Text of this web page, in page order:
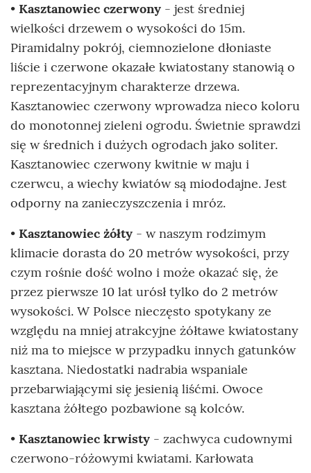
• Kasztanowiec czerwony - jest średniej
wielkości drzewem o wysokości do 15m.
Piramidalny pokrój, ciemnozielone dłoniaste
liście i czerwone okazałe kwiatostany stanowią o
reprezentacyjnym charakterze drzewa.
Kasztanowiec czerwony wprowadza nieco koloru
do monotonnej zieleni ogrodu. Świetnie sprawdzi
się w średnich i dużych ogrodach jako soliter.
Kasztanowiec czerwony kwitnie w maju i
czerwcu, a wiechy kwiatów są miododajne. Jest
odporny na zanieczyszczenia i mróz.
• Kasztanowiec żółty - w naszym rodzimym
klimacie dorasta do 20 metrów wysokości, przy
czym rośnie dość wolno i może okazać się, że
przez pierwsze 10 lat urósł tylko do 2 metrów
wysokości. W Polsce nieczęsto spotykany ze
względu na mniej atrakcyjne żółtawe kwiatostany
niż ma to miejsce w przypadku innych gatunków
kasztana. Niedostatki nadrabia wspaniale
przebarwiającymi się jesienią liśćmi. Owoce
kasztana żółtego pozbawione są kolców.
• Kasztanowiec krwisty - zachwyca cudownymi
czerwono-różowymi kwiatami. Karłowata